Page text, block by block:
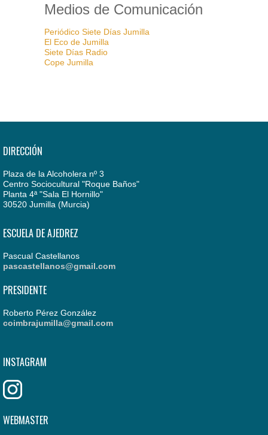
Medios de Comunicación
Periódico Siete Días Jumilla
El Eco de Jumilla
Siete Días Radio
Cope Jumilla
DIRECCIÓN
Plaza de la Alcoholera nº 3
Centro Sociocultural "Roque Baños"
Planta 4ª "Sala El Hornillo"
30520 Jumilla (Murcia)
ESCUELA DE AJEDREZ
Pascual Castellanos
pascastellanos@gmail.com
PRESIDENTE
Roberto Pérez González
coimbrajumilla@gmail.com
INSTAGRAM
WEBMASTER